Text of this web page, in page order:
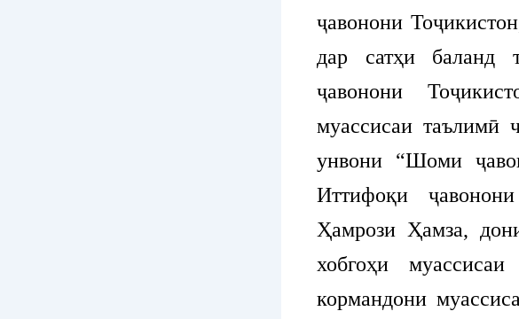
ҷавонони
дар сатҳи баланд
ҷавонони
муассисаи таълимӣ
унвони “Шоми
Иттифоқи
Ҳамрози Ҳамза,
хобгоҳи
кормандони